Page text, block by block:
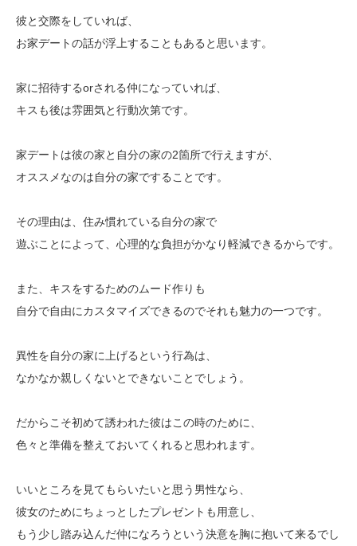
彼と交際をしていれば、
お家デートの話が浮上することもあると思います。
家に招待するorされる仲になっていれば、
キスも後は雰囲気と行動次第です。
家デートは彼の家と自分の家の2箇所で行えますが、
オススメなのは自分の家ですることです。
その理由は、住み慣れている自分の家で
遊ぶことによって、心理的な負担がかなり軽減できるからです。
また、キスをするためのムード作りも
自分で自由にカスタマイズできるのでそれも魅力の一つです。
異性を自分の家に上げるという行為は、
なかなか親しくないとできないことでしょう。
だからこそ初めて誘われた彼はこの時のために、
色々と準備を整えておいてくれると思われます。
いいところを見てもらいたいと思う男性なら、
彼女のためにちょっとしたプレゼントも用意し、
もう少し踏み込んだ仲になろうという決意を胸に抱いて来るでし